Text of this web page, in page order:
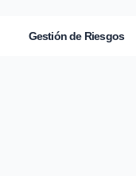
Gestión de Riesgos